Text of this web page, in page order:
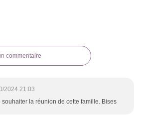
commentaire
2024 21:03
souhaiter la réunion de cette famille. Bises